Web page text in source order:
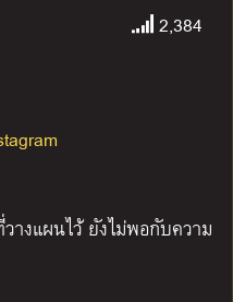
2,384
างแผนไว้ ยังไม่พอกับความ